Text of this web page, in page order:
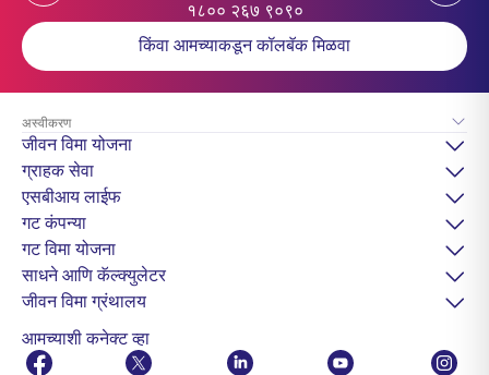
१८०० २६७ ९०९०
किंवा आमच्याकडून कॉलबॅक मिळवा
अस्वीकरण
जीवन विमा योजना
ग्राहक सेवा
एसबीआय लाईफ
गट कंपन्या
गट विमा योजना
साधने आणि कॅल्क्युलेटर
जीवन विमा ग्रंथालय
आमच्याशी कनेक्ट व्हा